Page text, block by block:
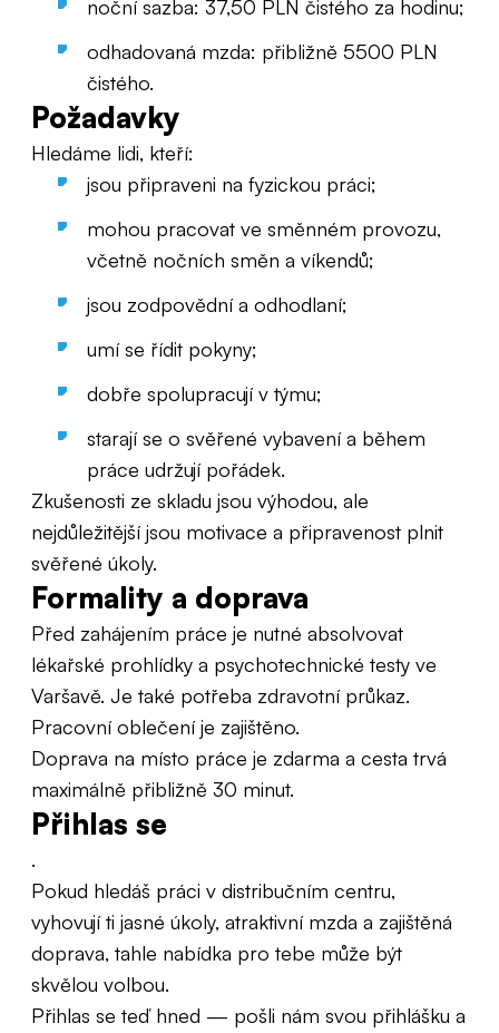
noční sazba: 37,50 PLN čistého za hodinu;
odhadovaná mzda: přibližně 5500 PLN
čistého.
Požadavky
Hledáme lidi, kteří:
jsou připraveni na fyzickou práci;
mohou pracovat ve směnném provozu,
včetně nočních směn a víkendů;
jsou zodpovědní a odhodlaní;
umí se řídit pokyny;
dobře spolupracují v týmu;
starají se o svěřené vybavení a během
práce udržují pořádek.
Zkušenosti ze skladu jsou výhodou, ale
nejdůležitější jsou motivace a připravenost plnit
svěřené úkoly.
Formality a doprava
Před zahájením práce je nutné absolvovat
lékařské prohlídky a psychotechnické testy ve
Varšavě. Je také potřeba zdravotní průkaz.
Pracovní oblečení je zajištěno.
Doprava na místo práce je zdarma a cesta trvá
maximálně přibližně 30 minut.
Přihlas se
.
Pokud hledáš práci v distribučním centru,
vyhovují ti jasné úkoly, atraktivní mzda a zajištěná
doprava, tahle nabídka pro tebe může být
skvělou volbou.
Přihlas se teď hned — pošli nám svou přihlášku a